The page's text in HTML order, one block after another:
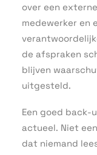
over een
medewerker en
de afspraken
blijven
uitgesteld.
Een goed back-
actueel. Niet
dat niemand